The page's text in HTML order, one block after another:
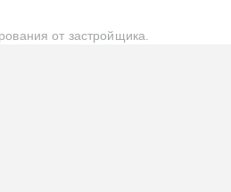
от застройщика.